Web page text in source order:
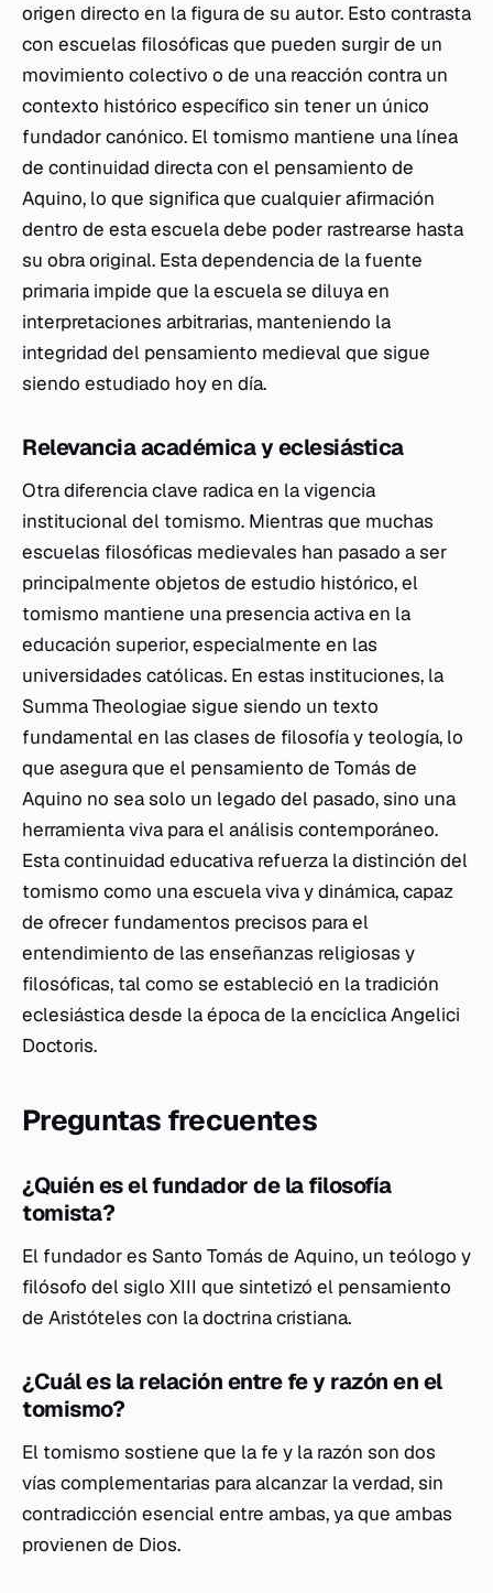
origen directo en la figura de su autor. Esto contrasta
con escuelas filosóficas que pueden surgir de un
movimiento colectivo o de una reacción contra un
contexto histórico específico sin tener un único
fundador canónico. El tomismo mantiene una línea
de continuidad directa con el pensamiento de
Aquino, lo que significa que cualquier afirmación
dentro de esta escuela debe poder rastrearse hasta
su obra original. Esta dependencia de la fuente
primaria impide que la escuela se diluya en
interpretaciones arbitrarias, manteniendo la
integridad del pensamiento medieval que sigue
siendo estudiado hoy en día.
Relevancia académica y eclesiástica
Otra diferencia clave radica en la vigencia
institucional del tomismo. Mientras que muchas
escuelas filosóficas medievales han pasado a ser
principalmente objetos de estudio histórico, el
tomismo mantiene una presencia activa en la
educación superior, especialmente en las
universidades católicas. En estas instituciones, la
Summa Theologiae sigue siendo un texto
fundamental en las clases de filosofía y teología, lo
que asegura que el pensamiento de Tomás de
Aquino no sea solo un legado del pasado, sino una
herramienta viva para el análisis contemporáneo.
Esta continuidad educativa refuerza la distinción del
tomismo como una escuela viva y dinámica, capaz
de ofrecer fundamentos precisos para el
entendimiento de las enseñanzas religiosas y
filosóficas, tal como se estableció en la tradición
eclesiástica desde la época de la encíclicaAngelici
Doctoris.
Preguntas frecuentes
¿Quién es el fundador de la filosofía
tomista?
El fundador es Santo Tomás de Aquino, un teólogo y
filósofo del siglo XIII que sintetizó el pensamiento
de Aristóteles con la doctrina cristiana.
¿Cuál es la relación entre fe y razón en el
tomismo?
El tomismo sostiene que la fe y la razón son dos
vías complementarias para alcanzar la verdad, sin
contradicción esencial entre ambas, ya que ambas
provienen de Dios.